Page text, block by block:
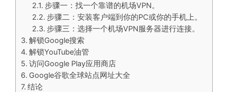
步骤一：找一个靠谱的机场VPN。
步骤二：安装客户端到你的PC或你的手机上。
步骤三：选择一个机场VPN服务器进行连接。
解锁Google搜索
解锁YouTube油管
访问Google Play应用商店
Google谷歌全球站点网址大全
结论